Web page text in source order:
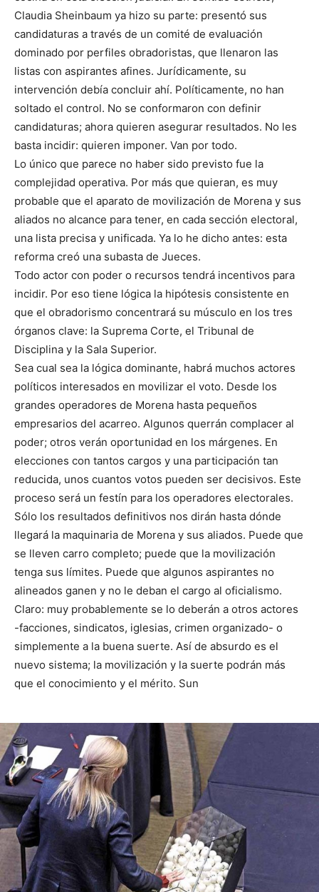
Claudia Sheinbaum ya hizo su parte: presentó sus
candidaturas a través de un comité de evaluación
dominado por perfiles obradoristas, que llenaron las
listas con aspirantes afines. Jurídicamente, su
intervención debía concluir ahí. Políticamente, no han
soltado el control. No se conformaron con definir
candidaturas; ahora quieren asegurar resultados. No les
basta incidir: quieren imponer. Van por todo.
Lo único que parece no haber sido previsto fue la
complejidad operativa. Por más que quieran, es muy
probable que el aparato de movilización de Morena y sus
aliados no alcance para tener, en cada sección electoral,
una lista precisa y unificada. Ya lo he dicho antes: esta
reforma creó una subasta de Jueces.
Todo actor con poder o recursos tendrá incentivos para
incidir. Por eso tiene lógica la hipótesis consistente en
que el obradorismo concentrará su músculo en los tres
órganos clave: la Suprema Corte, el Tribunal de
Disciplina y la Sala Superior.
Sea cual sea la lógica dominante, habrá muchos actores
políticos interesados en movilizar el voto. Desde los
grandes operadores de Morena hasta pequeños
empresarios del acarreo. Algunos querrán complacer al
poder; otros verán oportunidad en los márgenes. En
elecciones con tantos cargos y una participación tan
reducida, unos cuantos votos pueden ser decisivos. Este
proceso será un festín para los operadores electorales.
Sólo los resultados definitivos nos dirán hasta dónde
llegará la maquinaria de Morena y sus aliados. Puede que
se lleven carro completo; puede que la movilización
tenga sus límites. Puede que algunos aspirantes no
alineados ganen y no le deban el cargo al oficialismo.
Claro: muy probablemente se lo deberán a otros actores
-facciones, sindicatos, iglesias, crimen organizado- o
simplemente a la buena suerte. Así de absurdo es el
nuevo sistema; la movilización y la suerte podrán más
que el conocimiento y el mérito. Sun